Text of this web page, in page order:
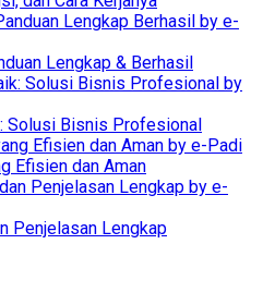
Lengkap & Berhasil
Solusi Bisnis Profesional
Efisien dan Aman
Penjelasan Lengkap